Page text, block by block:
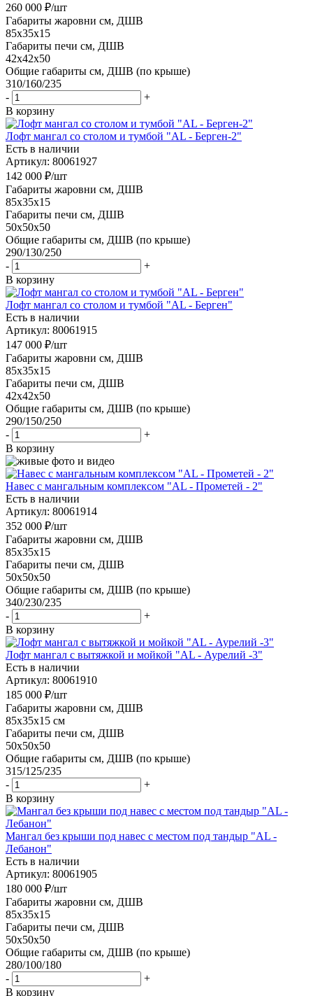
260 000 ₽/шт
Габариты жаровни см, ДШВ
85x35x15
Габариты печи см, ДШВ
42x42x50
Общие габариты см, ДШВ (по крыше)
310/160/235
-
+
В корзину
Лофт мангал со столом и тумбой "AL - Берген-2"
Есть в наличии
Артикул: 80061927
142 000 ₽/шт
Габариты жаровни см, ДШВ
85x35x15
Габариты печи см, ДШВ
50x50x50
Общие габариты см, ДШВ (по крыше)
290/130/250
-
+
В корзину
Лофт мангал со столом и тумбой "AL - Берген"
Есть в наличии
Артикул: 80061915
147 000 ₽/шт
Габариты жаровни см, ДШВ
85x35x15
Габариты печи см, ДШВ
42x42x50
Общие габариты см, ДШВ (по крыше)
290/150/250
-
+
В корзину
Навес с мангальным комплексом "AL - Прометей - 2"
Есть в наличии
Артикул: 80061914
352 000 ₽/шт
Габариты жаровни см, ДШВ
85x35x15
Габариты печи см, ДШВ
50x50x50
Общие габариты см, ДШВ (по крыше)
340/230/235
-
+
В корзину
Лофт мангал с вытяжкой и мойкой "AL - Аурелий -3"
Есть в наличии
Артикул: 80061910
185 000 ₽/шт
Габариты жаровни см, ДШВ
85x35x15 см
Габариты печи см, ДШВ
50x50x50
Общие габариты см, ДШВ (по крыше)
315/125/235
-
+
В корзину
Мангал без крыши под навес с местом под тандыр "AL -
Лебанон"
Есть в наличии
Артикул: 80061905
180 000 ₽/шт
Габариты жаровни см, ДШВ
85x35x15
Габариты печи см, ДШВ
50x50x50
Общие габариты см, ДШВ (по крыше)
280/100/180
-
+
В корзину